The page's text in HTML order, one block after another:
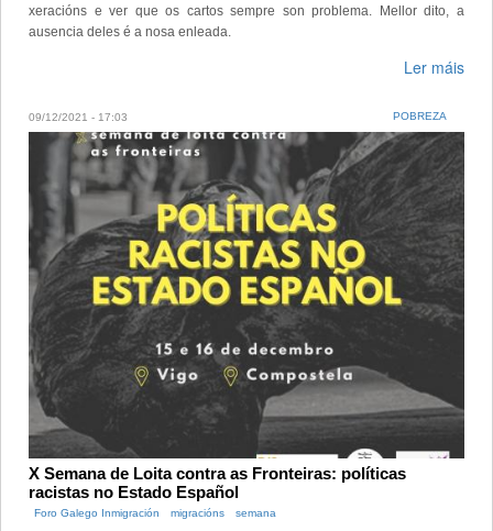
xeracións e ver que os cartos sempre son problema. Mellor dito, a
ausencia deles é a nosa enleada.
Ler máis
09/12/2021 - 17:03 POBREZA
X Semana de Loita contra as Fronteiras: políticas
racistas no Estado Español
Foro Galego Inmigración migracións semana